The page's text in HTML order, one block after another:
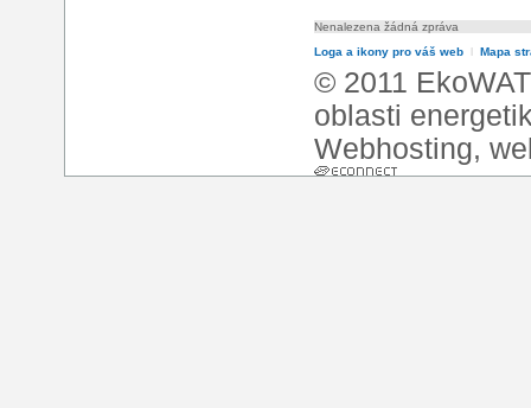
Nenalezena žádná zpráva
Loga a ikony pro váš web l Mapa
© 2011
oblasti
Webhosting,